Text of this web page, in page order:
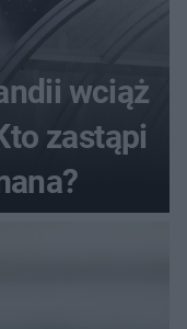
wciąż
zastąpi